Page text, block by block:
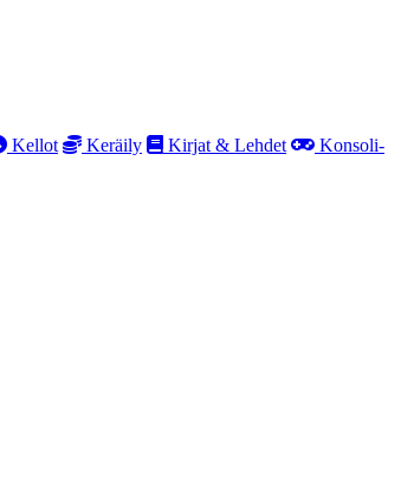
Kellot Keräily Kirjat & Lehdet
Konsoli-